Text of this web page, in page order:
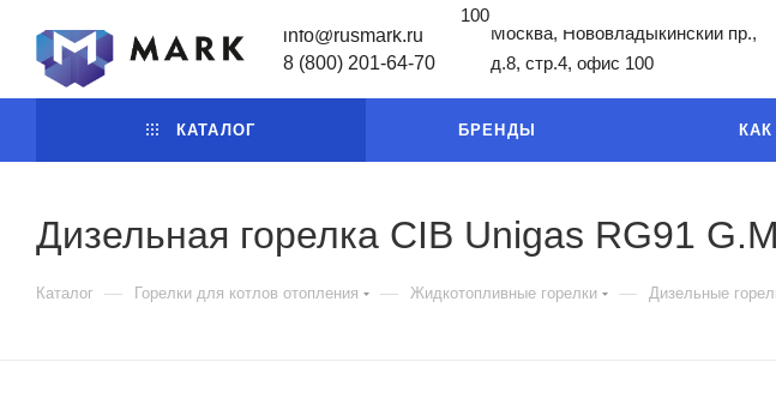
info@rusmark.ru
8 (800) 201-64-70
Москва, Нововладыкинский пр.,
д.8, стр.4, офис 100
КАТАЛОГ БРЕНДЫ
100
Дизельная горелка CIB Unigas RG91
Каталог — Горелки для котлов отопления — Жидкотопливные горелки — Дизельные